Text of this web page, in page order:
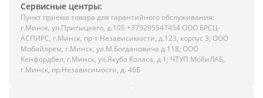
Сервисные центры:
Пункт приема товара для гарантийного обслуживания:
г.Минск, ул.Притыцкого, д.105 +375295547454 ООО БРСЦ-
АСПИРС, г.Минск, пр-т Независимости, д.123, корпус 3; ООО
Мобайлрем, г.Минск, ул.М.Богдановича д.118; ООО
Кенфордбел, г.Минск, ул.Якуба Коласа, д.1; ЧТУП МобиЛАБ,
г.Минск, пр.Независимости, д. 46Б